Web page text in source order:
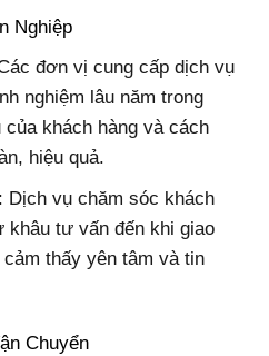
Nghiệp
đơn vị cung cấp dịch vụ
nghiệm lâu năm trong
của khách hàng và cách
hiệu quả.
Dịch vụ chăm sóc khách
khâu tư vấn đến khi giao
thấy yên tâm và tin
Chuyển